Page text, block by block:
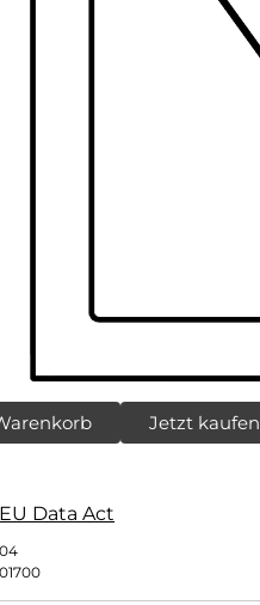
Jetzt kaufen
Data Act